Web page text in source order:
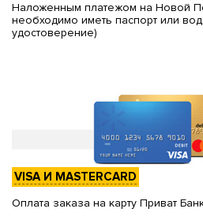
Наложенным платежом на Новой
необходимо иметь паспорт или
удостоверение)
VISA И MASTERCARD
Оплата заказа на карту Приват